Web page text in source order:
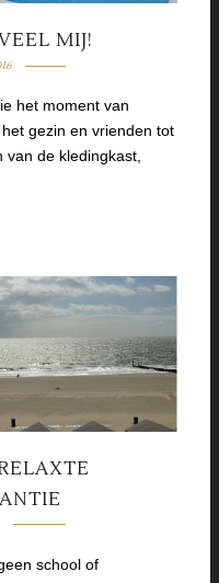
MIJ!
het moment van
gezin en vrienden tot
van de kledingkast,
school of